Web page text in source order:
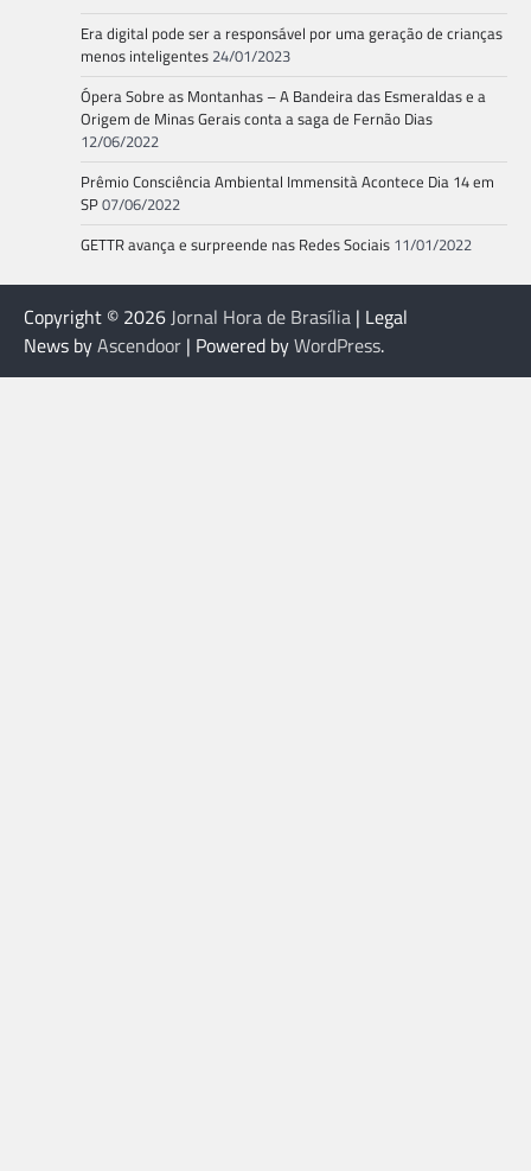
Era digital pode ser a responsável por uma geração de crianças
menos inteligentes 24/01/2023
Ópera Sobre as Montanhas – A Bandeira das Esmeraldas e a
Origem de Minas Gerais conta a saga de Fernão Dias
12/06/2022
Prêmio Consciência Ambiental Immensità Acontece Dia 14 em
SP07/06/2022
GETTR avança e surpreende nas Redes Sociais 11/01/2022
Copyright © 2026Jornal Hora de Brasília | Legal
News byAscendoor | Powered byWordPress.